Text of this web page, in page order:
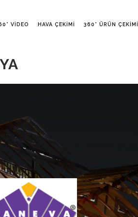
VIDEO HAVA ÇEKIMI 360° ÜRÜN ÇEKIMI